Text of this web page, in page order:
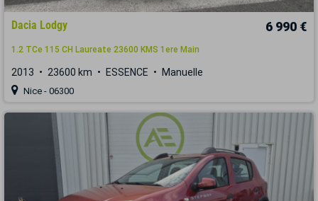
Dacia Lodgy 6 990 €
1.2 TCe 115 CH Laureate 23600 KMS 1ere Main
2013 23600 km ESSENCE Manuelle
Nice - 06300